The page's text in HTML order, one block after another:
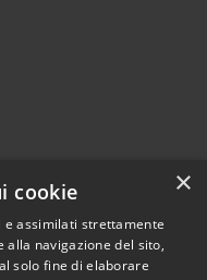
Municipium
×
cookie
e assimilati strettamente
alla navigazione del sito,
solo fine di elaborare